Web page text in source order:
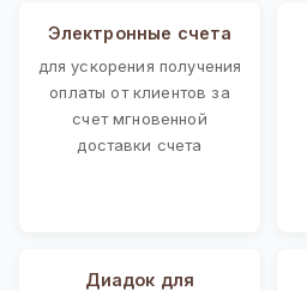
Электронные счета
для ускорения получения
оплаты от клиентов за
счет мгновенной
доставки счета
Диадок для